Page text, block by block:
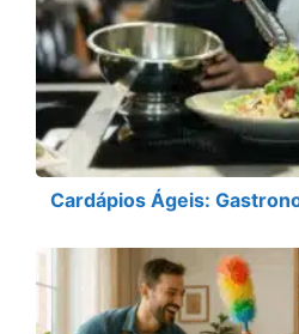
Cardápios Ágeis: